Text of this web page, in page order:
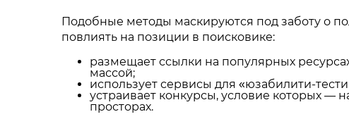
Подобные методы маскируются под заботу о
повлиять на позиции в поисковике:
размещает ссылки на популярных
массой;
использует сервисы для «юзабилити-
устраивает конкурсы, условие которых —
просторах.